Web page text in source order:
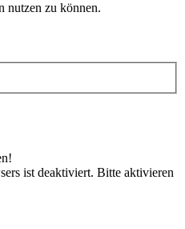
nutzen zu können.
ist deaktiviert. Bitte aktivieren